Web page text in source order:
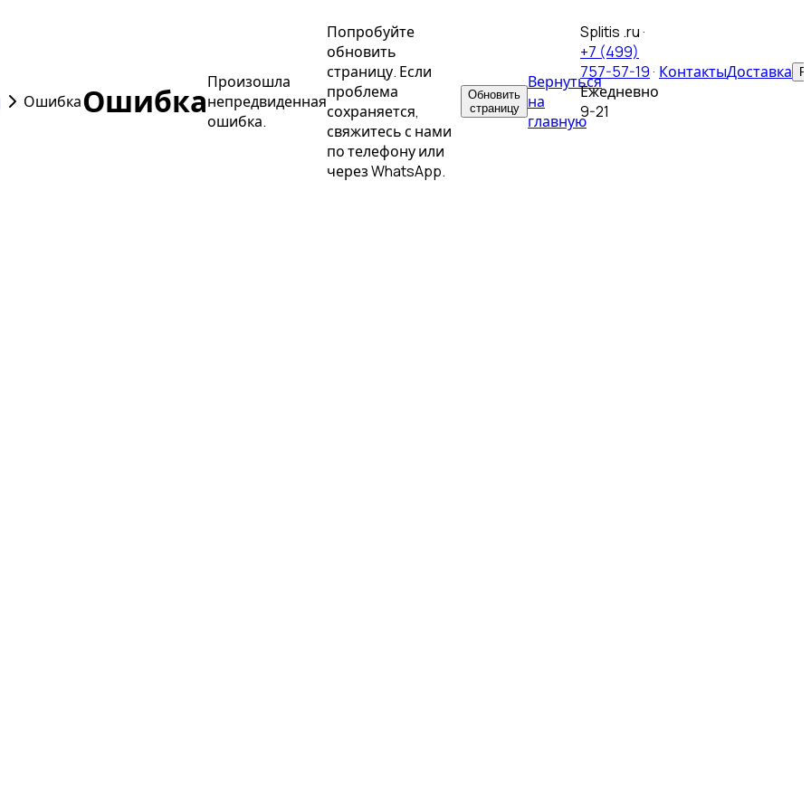
ОшибкаОшибкаПроизошла
непредвиденная
ошибка.
Попробуйте
обновить
страницу. Если
проблема
сохраняется,
свяжитесь с нами
по телефону или
через WhatsApp.
Обновить
страницу
Вернуться
на
главную
Splitis .ru·
+7 (499)
757-57-19·
Ежедневно
9-21
КонтактыДоставка